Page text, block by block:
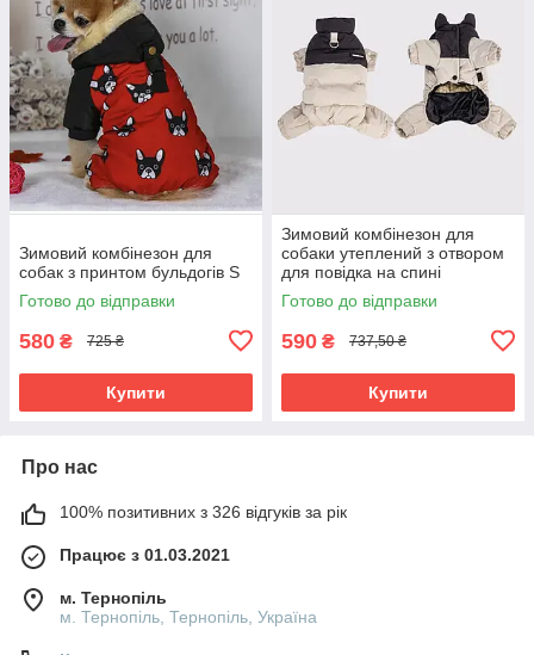
Зимовий комбінезон для
собак з принтом бульдогів S
Готово до відправки
580 ₴ 725 ₴
Купити
Зимовий комбінезон для
собаки утеплений з отвором
для повідка на спині
Готово до відправки
590 ₴ 737,50 ₴
Купити
Про нас
100% позитивних з 326 відгуків за рік
Працює з 01.03.2021
м. Тернопіль
м. Тернопіль, Тернопіль, Україна